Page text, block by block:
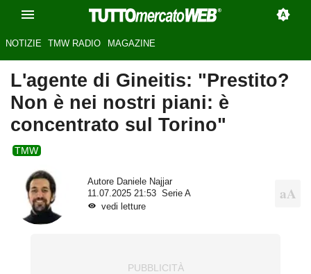
NOTIZIE TMW RADIO MAGAZINE
L'agente di Gineitis: "Prestito?
Non è nei nostri piani: è
concentrato sul Torino"
TMW
Autore Daniele Najjar
11.07.2025 21:53
Serie A
vedi letture